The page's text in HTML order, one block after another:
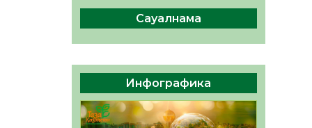
беруге дайын
ӘРБІР ДАУЫС – ҚОҒАМ
ДАМУЫНА ҚОСЫЛҒАН
ҮЛЕС
05.08.2026
34 0
Сауалнама
Инфографика